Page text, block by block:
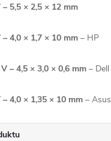
– 5,5 × 2,5 × 12 mm
– 4,0 × 1,7 × 10 mm – HP
– 4,5 × 3,0 × 0,6 mm – Dell
– 4,0 × 1,35 × 10 mm – Asus